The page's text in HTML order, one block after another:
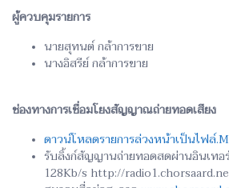
ผู้ควบคุมรายการ
นายสุทนต์ กล้าการขาย
นางอิสรีย์ กล้าการขาย
ช่องทางการเชื่อมโยงสัญญาณถ่ายทอดเสียง
ดาวน์โหลดรายการล่วงหน้าเป็นไฟล์
รับลิ้งก์สัญญานถ่ายทอดสดผ่านอินเทอ
128Kb/s http://